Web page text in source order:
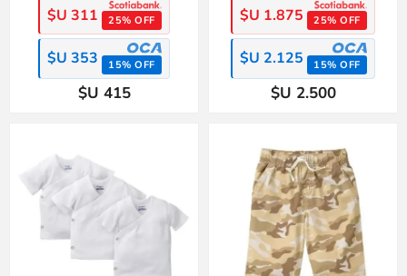
$U 311 25% OFF
$U 353 15% OFF
$U 415
$U 1.875 25% OFF
$U 2.125 15% OFF
$U 2.500